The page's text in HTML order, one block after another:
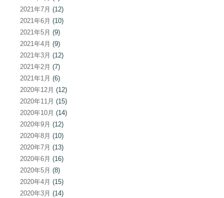
2021年7月 (12)
2021年6月 (10)
2021年5月 (9)
2021年4月 (9)
2021年3月 (12)
2021年2月 (7)
2021年1月 (6)
2020年12月 (12)
2020年11月 (15)
2020年10月 (14)
2020年9月 (12)
2020年8月 (10)
2020年7月 (13)
2020年6月 (16)
2020年5月 (8)
2020年4月 (15)
2020年3月 (14)